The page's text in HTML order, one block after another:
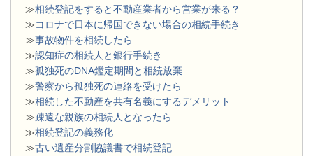
≫相続登記をすると不動産業者から営業が来る？
≫コロナで日本に帰国できない場合の相続手続き
≫事故物件を相続したら
≫認知症の相続人と銀行手続き
≫孤独死のDNA鑑定期間と相続放棄
≫警察から孤独死の連絡を受けたら
≫相続した不動産を共有名義にするデメリット
≫疎遠な親族の相続人となったら
≫相続登記の義務化
≫古い遺産分割協議書で相続登記